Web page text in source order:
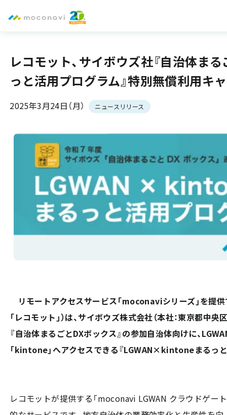
レコモット、サイボウズ社『自治体ま
っと活用プログラム』特別無償利用キ
2025年3月24日（月） ニュースリリース
リモートアクセスサービス「moconaviシリーズ」を提供
「レコモット」）は、サイボウズ株式会社（本社：東京都中
『自治体まるごとDXボックス』の参加自治体向けに、
「kintone」へアクセスできる『LGWAN×kintoneまるっ
レコモットが提供する「moconavi LGWAN クラウドゲー